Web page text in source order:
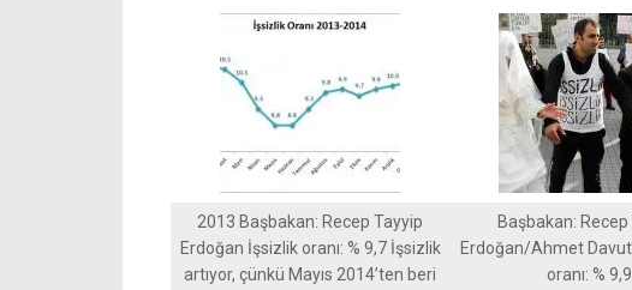
2013 Başbakan: Recep Tayyip
Erdoğan İşsizlik oranı: % 9,7 İşsizlik
artıyor, çünkü Mayıs 2014’ten beri
Başbakan: Recep
Erdoğan/Ahmet
oranı: % 9,9